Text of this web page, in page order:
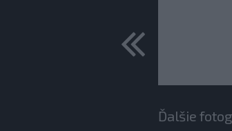
Ďalšie